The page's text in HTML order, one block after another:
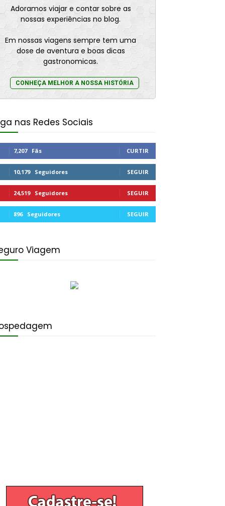
Adoramos viajar e contar sobre as
nossas experiências no blog.
Em nossas viagens sempre tem uma
dose de aventura e boas dicas
gastronomicas.
CONHEÇA MELHOR A NOSSA HISTÓRIA
nas Redes Sociais
7,207 Fãs CURTIR
10,179 Seguidores SEGUIR
24,519 Seguidores SEGUIR
896 Seguidores SEGUIR
Viagem